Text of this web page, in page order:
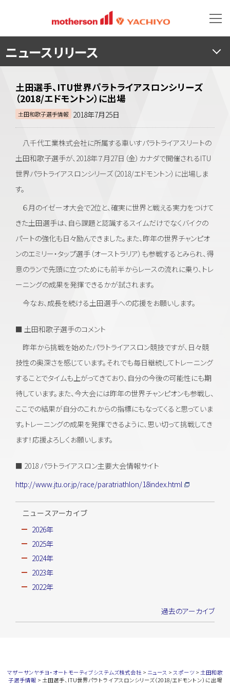
ニュースリリース
土田選手、ITU世界パラトライアスロンシリーズ
（2018/エドモントン）に出場
土田和歌子選手情報 2018年7月25日
八千代工業株式会社に所属する車いすパラトライアスリートの
土田和歌子選手が、2018年７月27日（金）カナダで開催されるITU
世界パラトライアスロンシリーズ（2018/エドモントン）に出場しま
す。
６月のイゼーオ大会で2位と、確実に世界と戦える実力をつけて
きた土田選手は、自ら課題と認識するスイムだけでなくバイクの
パートの強化も日々励んできました。また、昨年の世界チャンピオ
ンのエミリー・タップ選手（オーストラリア）も参戦するとみられ、得
意のランで先頭に立つためにも前半からレースの流れに乗り、トレ
ーニングの成果を発揮できるかが試されます。
今なお、成長を続ける土田選手への応援をお願いします。
■ 土田和歌子選手のコメント
昨年から挑戦を始めたパラトライアスロン競技ですが、日々競
技性の奥深さを感じています。それでも毎日継続してトレーニング
することでタイムも上がってきており、自分の今後の可能性にも期
待しています。また、今大会には昨年の世界チャンピオンも参戦し、
ここでの結果が自分のこれからの指標にもなってくると思っていま
す。トレーニングの成果を発揮できるように、思い切って挑戦してき
ます！応援よろしくお願いします。
■ 2018 パラトライアスロン主要大会情報サイト
http://www.jtu.or.jp/race/paratriathlon/18index.html
ニュースアーカイブ
2026年
2025年
2024年
2023年
2022年
過去のアーカイブ
マザーサンヤチヨ・オートモーティブシステムズ株式会社 > ニュース > スポーツ > 土田和歌
子選手情報 > 土田選手、ITU世界パラトライアスロンシリーズ（2018/エドモントン）に出場